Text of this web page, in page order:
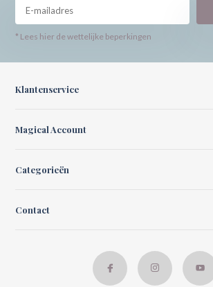
* Lees hier de wettelijke beperkingen
Klantenservice
Magical Account
Categorieën
Contact